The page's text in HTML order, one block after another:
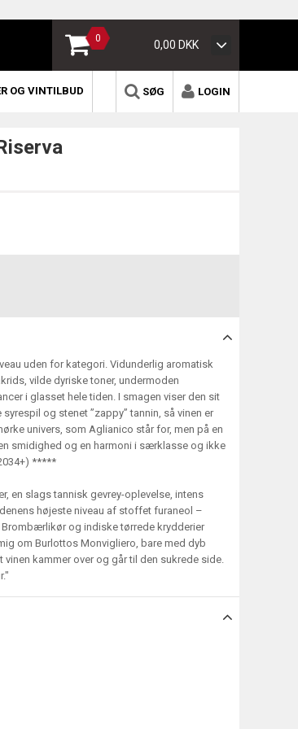
0 0,00 DKK
OG VINTILBUD LOGIN
SØG
uden for kategori. Vidunderlig aromatisk
vilde dyriske toner, undermoden
i glasset hele tiden. I smagen viser den sit
og stenet ”zappy” tannin, så vinen er
univers, som Aglianico står for, men på en
smidighed og en harmoni i særklasse og ikke
*****
en slags tannisk gevrey-oplevelse, intens
højeste niveau af stoffet furaneol –
og indiske tørrede krydderier
om Burlottos Monvigliero, bare med dyb
kammer over og går til den sukrede side.